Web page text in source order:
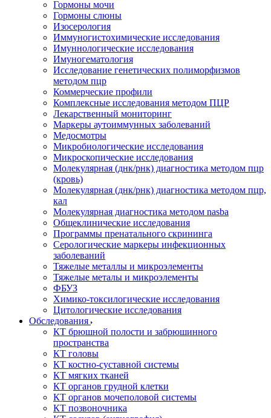
Гормоны мочи
Гормоны слюны
Изосерология
Иммуногистохимические исследования
Имуннологические исследования
Имуногематология
Исследование генетических полиморфизмов
методом пцр
Коммерческие профили
Комплексные исследования методом ПЦР
Лекарственный мониторинг
Маркеры аутоиммунных заболеваний
Медосмотры
Микробиологические исследования
Микроскопические исследования
Молекулярная (днк/рнк) диагностика методом пцр
(кровь)
Молекулярная (днк/рнк) диагностика методом пцр,
кал
Молекулярная диагностика методом nasba
Общеклинические исследования
Программы пренатального скрининга
Серологические маркеры инфекционных
заболеваний
Тяжелые металлы и микроэлементы
Тяжелые металы и микроэлементы
ФБУЗ
Химико-токсилогические исследования
Цитологические исследования
Обследования
КТ брюшной полости и забрюшинного
пространства
КТ головы
КТ костно-суставной системы
КТ мягких тканей
КТ органов грудной клетки
КТ органов мочеполовой системы
КТ позвоночника